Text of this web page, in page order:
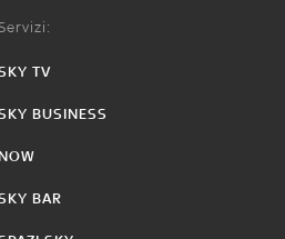
TV
BUSINESS
NOW
BAR